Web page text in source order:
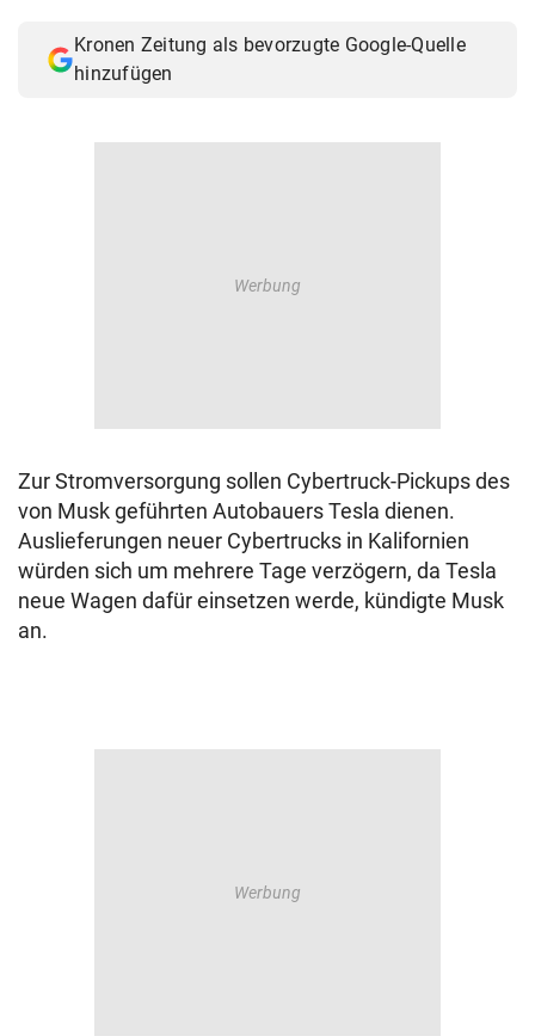
Kronen Zeitung als bevorzugte Google-Quelle
hinzufügen
Zur Stromversorgung sollen Cybertruck-Pickups des
von Musk geführten Autobauers Tesla dienen.
Auslieferungen neuer Cybertrucks in Kalifornien
würden sich um mehrere Tage verzögern, da Tesla
neue Wagen dafür einsetzen werde, kündigte Musk
an.